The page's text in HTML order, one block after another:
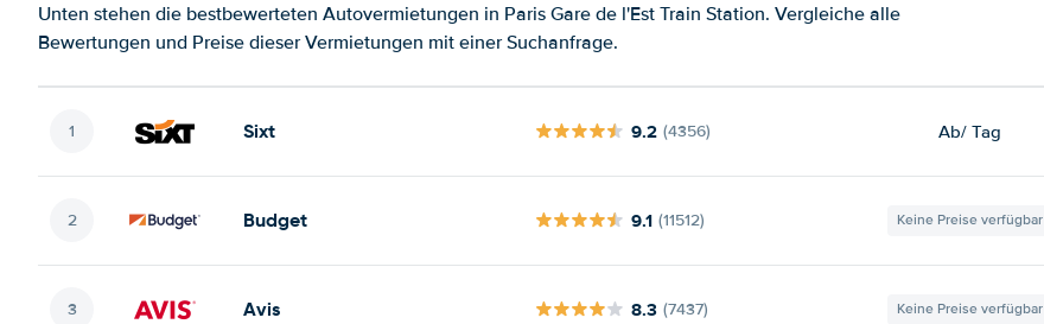
Unten stehen die bestbewerteten Autovermietungen in Paris Gare de l'Est Train Station. Vergleiche alle
Bewertungen und Preise dieser Vermietungen mit einer Suchanfrage.
Sixt 9.2 (4356) Ab/ Tag
Budget 9.1 (11512) Keine Preise verfügbar
Avis 8.3 (7437) Keine Preise verfügbar